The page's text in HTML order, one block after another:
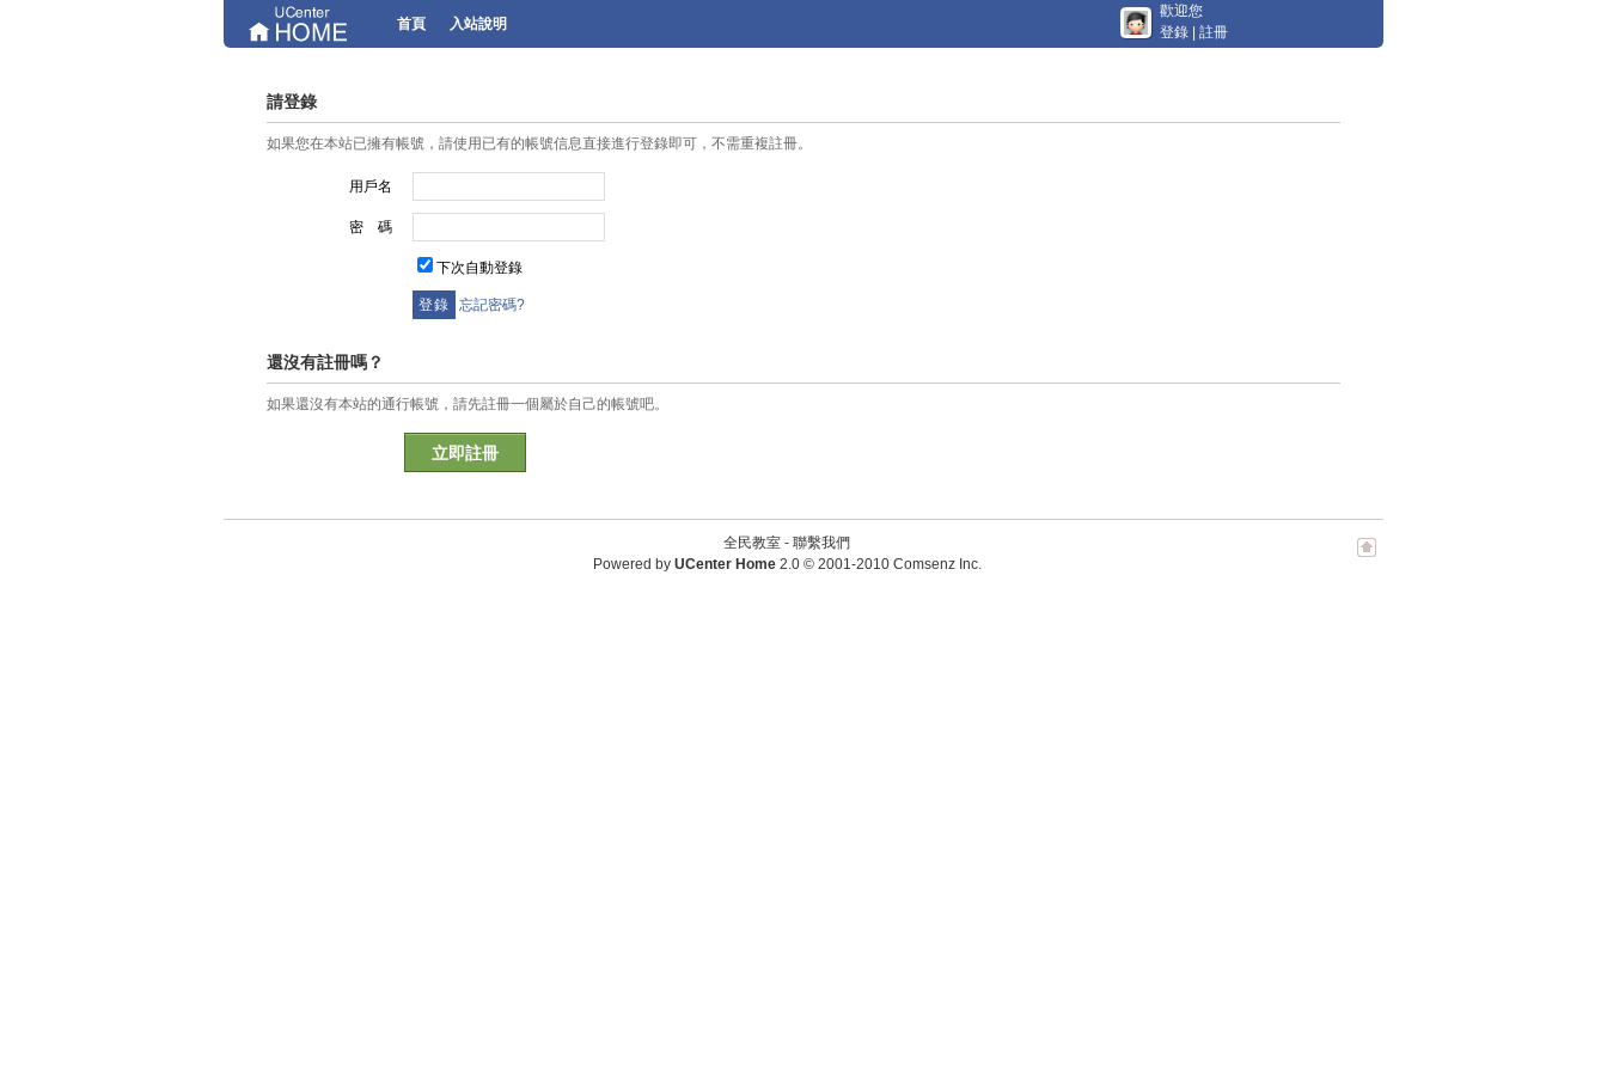
首頁 入站說明
歡迎您
登錄
註冊
請登錄
如果您在本站已擁有帳號，請使用已有的帳號信息直接進行登錄即可，不需重複註冊。
用戶名
密 碼
下次自動登錄
忘記密碼?
還沒有註冊嗎？
如果還沒有本站的通行帳號，請先註冊一個屬於自己的帳號吧。
立即註冊
全民教室 - 聯繫我們
Powered by UCenter Home 2.0© 2001-2010 Comsenz Inc.